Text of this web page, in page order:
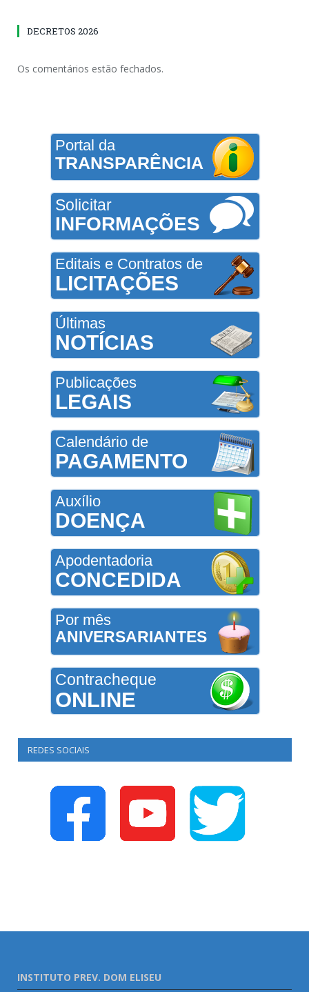
DECRETOS 2026
Os comentários estão fechados.
Portal da
TRANSPARÊNCIA
Solicitar
INFORMAÇÕES
Editais e Contratos de
LICITAÇÕES
Últimas
NOTÍCIAS
Publicações
LEGAIS
Calendário de
PAGAMENTO
Auxílio
DOENÇA
Apodentadoria
CONCEDIDA
Por mês
ANIVERSARIANTES
Contracheque
ONLINE
REDES SOCIAIS
INSTITUTO PREV. DOM ELISEU